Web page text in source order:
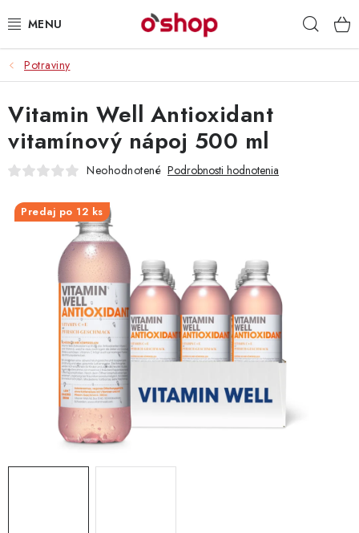
na
OSOBNÁ STAROSTLIVOSŤ
POTRAVINY
HRAČKY 🧸
ZACHRÁŇTE PRODUKTY
ZNAČKY
Doprava a platby
Obchodné podmienky
Podmienky ochrany osobných údajov
Servis a reklamácia
Vrátanie tovaru
Kontakty
Potraviny
Vitamin Well Antioxidant
vitamínový nápoj 500 ml
Neohodnotené Podrobnosti hodnotenia
Predaj po 12 ks